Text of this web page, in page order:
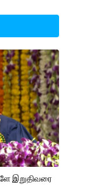
இறுதிவரை